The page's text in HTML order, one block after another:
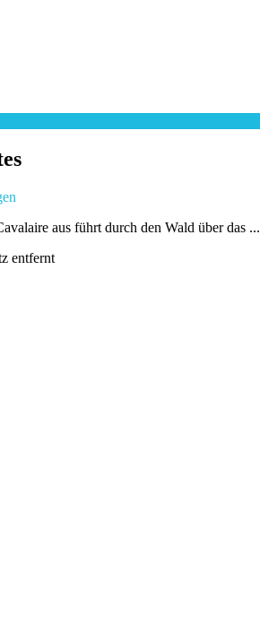
aus führt durch den Wald über das ...
entfernt